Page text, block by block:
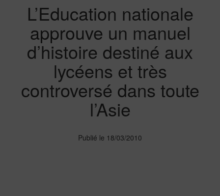
L’Education nationale
approuve un manuel
d’histoire destiné aux
lycéens et très
controversé dans toute
l’Asie
Publié le 18/03/2010